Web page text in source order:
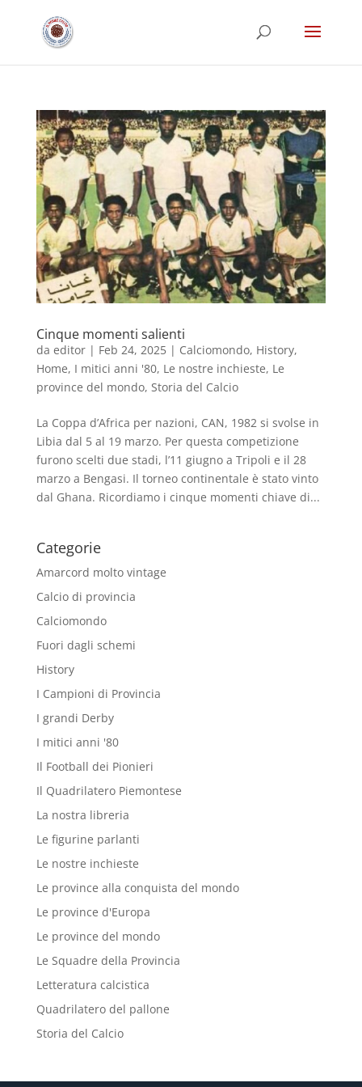
Cinque momenti salienti
da editor| Feb 24, 2025| Calciomondo, History,
Home, I mitici anni '80, Le nostre inchieste, Le
province del mondo, Storia del Calcio
La Coppa d’Africa per nazioni, CAN, 1982 si svolse in
Libia dal 5 al 19 marzo. Per questa competizione
furono scelti due stadi, l’11 giugno a Tripoli e il 28
marzo a Bengasi. Il torneo continentale è stato vinto
dal Ghana. Ricordiamo i cinque momenti chiave di...
Categorie
Amarcord molto vintage
Calcio di provincia
Calciomondo
Fuori dagli schemi
History
I Campioni di Provincia
I grandi Derby
I mitici anni '80
Il Football dei Pionieri
Il Quadrilatero Piemontese
La nostra libreria
Le figurine parlanti
Le nostre inchieste
Le province alla conquista del mondo
Le province d'Europa
Le province del mondo
Le Squadre della Provincia
Letteratura calcistica
Quadrilatero del pallone
Storia del Calcio